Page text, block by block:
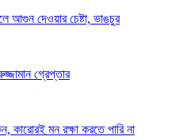
আগুন দেওয়ার চেষ্টা, ভাঙচুর
গ্রেপ্তার
কারোরই মন রক্ষা করতে পারি না